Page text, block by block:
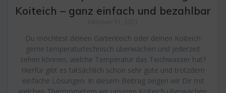
Koiteich – ganz einfach und bezahlbar
Du möchtest deinen Gartenteich oder deinen Koiteich
gerne temperaturtechnisch überwachen und jederzeit
sehen können, welche Temperatur das Teichwasser hat?
Hierfür gibt es tatsächlich schon sehr gute und trotzdem
einfache Lösungen. In diesem Beitrag zeigen wir Dir mit